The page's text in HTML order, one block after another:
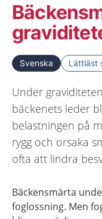
Svenska Lättläst
Under
bäckenets leder
belastningen på
rygg och orsaka
ofta att lindra
Bäckensmärta
foglossning. Men